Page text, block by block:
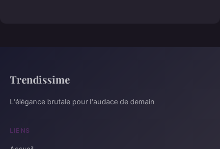
Trendissime
L'élégance brutale pour l'audace de demain
LIENS